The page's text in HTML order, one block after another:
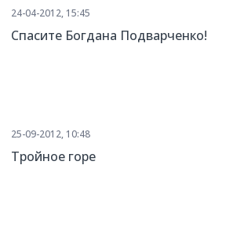
24-04-2012, 15:45
Спасите Богдана Подварченко!
25-09-2012, 10:48
Тройное горе